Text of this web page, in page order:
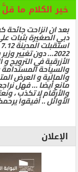
خير الكلام ما
بعد ان انزاحت
دبي الصغيرة بثبات
2022… دون تغيير
الأزرقية في الترويج
والسياحة المستدامة
والمالية و العرض
مانع أيضا … فهل
والأرقام لا تكذب ،
الأوائل .. أفيقوا
الإعلان